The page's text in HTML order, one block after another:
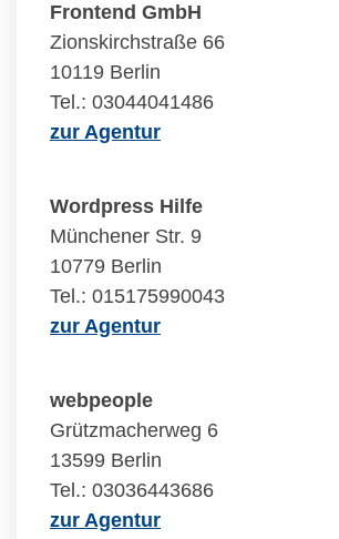
Frontend GmbH
Zionskirchstraße 66
10119 Berlin
Tel.: 03044041486
zur Agentur
Wordpress Hilfe
Münchener Str. 9
10779 Berlin
Tel.: 015175990043
zur Agentur
webpeople
Grützmacherweg 6
13599 Berlin
Tel.: 03036443686
zur Agentur